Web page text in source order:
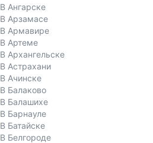
В Ангарске
В Арзамасе
В Армавире
В Артеме
В Архангельске
В Астрахани
В Ачинске
В Балаково
В Балашихе
В Барнауле
В Батайске
В Белгороде